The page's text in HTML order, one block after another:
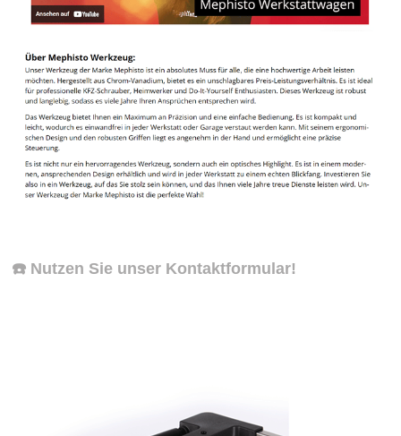
☎️ Nutzen Sie unser Kontaktformular!